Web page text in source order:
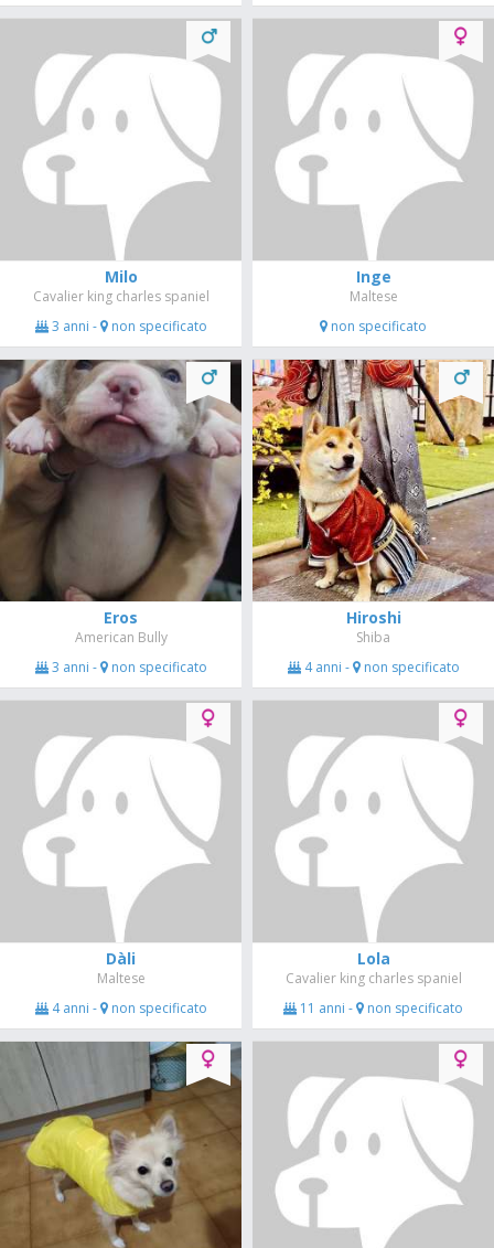
Milo
Cavalier king charles spaniel
3 anni - non specificato
Inge
Maltese
non specificato
Eros
American Bully
3 anni - non specificato
Hiroshi
Shiba
4 anni - non specificato
Dàli
Maltese
4 anni - non specificato
Lola
Cavalier king charles spaniel
11 anni -
non specificato